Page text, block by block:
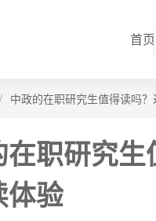
首页
/ 中政的在职研究生值得读吗
在职研究
体验